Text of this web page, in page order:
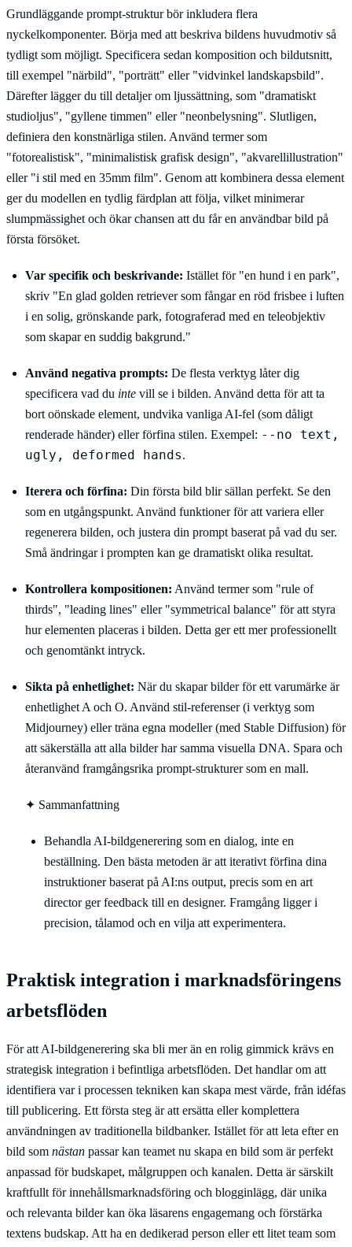
Grundläggande prompt-struktur bör inkludera flera
nyckelkomponenter. Börja med att beskriva bildens huvudmotiv så
tydligt som möjligt. Specificera sedan komposition och bildutsnitt,
till exempel "närbild", "porträtt" eller "vidvinkel landskapsbild".
Därefter lägger du till detaljer om ljussättning, som "dramatiskt
studioljus", "gyllene timmen" eller "neonbelysning". Slutligen,
definiera den konstnärliga stilen. Använd termer som
"fotorealistisk", "minimalistisk grafisk design", "akvarellillustration"
eller "i stil med en 35mm film". Genom att kombinera dessa element
ger du modellen en tydlig färdplan att följa, vilket minimerar
slumpmässighet och ökar chansen att du får en användbar bild på
första försöket.
Var specifik och beskrivande: Istället för "en hund i en park",
skriv "En glad golden retriever som fångar en röd frisbee i luften
i en solig, grönskande park, fotograferad med en teleobjektiv
som skapar en suddig bakgrund."
Använd negativa prompts: De flesta verktyg låter dig
specificera vad du inte vill se i bilden. Använd detta för att ta
bort oönskade element, undvika vanliga AI-fel (som dåligt
renderade händer) eller förfina stilen. Exempel: --no text,
ugly, deformed hands.
Iterera och förfina: Din första bild blir sällan perfekt. Se den
som en utgångspunkt. Använd funktioner för att variera eller
regenerera bilden, och justera din prompt baserat på vad du ser.
Små ändringar i prompten kan ge dramatiskt olika resultat.
Kontrollera kompositionen: Använd termer som "rule of
thirds", "leading lines" eller "symmetrical balance" för att styra
hur elementen placeras i bilden. Detta ger ett mer professionellt
och genomtänkt intryck.
Sikta på enhetlighet: När du skapar bilder för ett varumärke är
enhetlighet A och O. Använd stil-referenser (i verktyg som
Midjourney) eller träna egna modeller (med Stable Diffusion) för
att säkerställa att alla bilder har samma visuella DNA. Spara och
återanvänd framgångsrika prompt-strukturer som en mall.
✦ Sammanfattning
Behandla AI-bildgenerering som en dialog, inte en
beställning. Den bästa metoden är att iterativt förfina dina
instruktioner baserat på AI:ns output, precis som en art
director ger feedback till en designer. Framgång ligger i
precision, tålamod och en vilja att experimentera.
Praktisk integration i marknadsföringens
arbetsflöden
För att AI-bildgenerering ska bli mer än en rolig gimmick krävs en
strategisk integration i befintliga arbetsflöden. Det handlar om att
identifiera var i processen tekniken kan skapa mest värde, från idéfas
till publicering. Ett första steg är att ersätta eller komplettera
användningen av traditionella bildbanker. Istället för att leta efter en
bild som nästan passar kan teamet nu skapa en bild som är perfekt
anpassad för budskapet, målgruppen och kanalen. Detta är särskilt
kraftfullt för innehållsmarknadsföring och blogginlägg, där unika
och relevanta bilder kan öka läsarens engagemang och förstärka
textens budskap. Att ha en dedikerad person eller ett litet team som